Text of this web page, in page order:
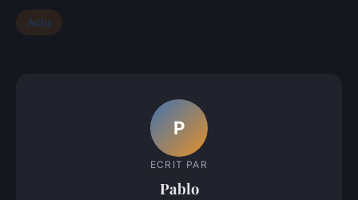
Actu
P
ECRIT PAR
Pablo